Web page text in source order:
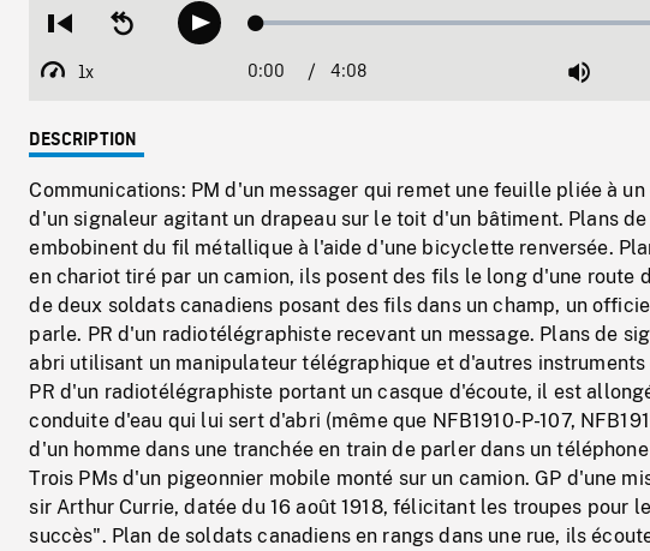
Restart
beginning
Seek
backwardPlay Loaded:
1x
Playback
Current
0:00 / Duration
4:08 Mute
DESCRIPTION
Communications: PM d'un messager qui remet une feuille pliée à un
d'un signaleur agitant un drapeau sur le toit d'un bâtiment. Plans
embobinent du fil métallique à l'aide d'une bicyclette renversée.
en chariot tiré par un camion, ils posent des fils le long d'une route
de deux soldats canadiens posant des fils dans un champ, un
parle. PR d'un radiotélégraphiste recevant un message. Plans de
abri utilisant un manipulateur télégraphique et d'autres
PR d'un radiotélégraphiste portant un casque d'écoute, il est
conduite d'eau qui lui sert d'abri (même que NFB1910-P-107,
d'un homme dans une tranchée en train de parler dans un
Trois PMs d'un pigeonnier mobile monté sur un camion. GP d'une
sir Arthur Currie, datée du 16 août 1918, félicitant les troupes pour
succès". Plan de soldats canadiens en rangs dans une rue, ils